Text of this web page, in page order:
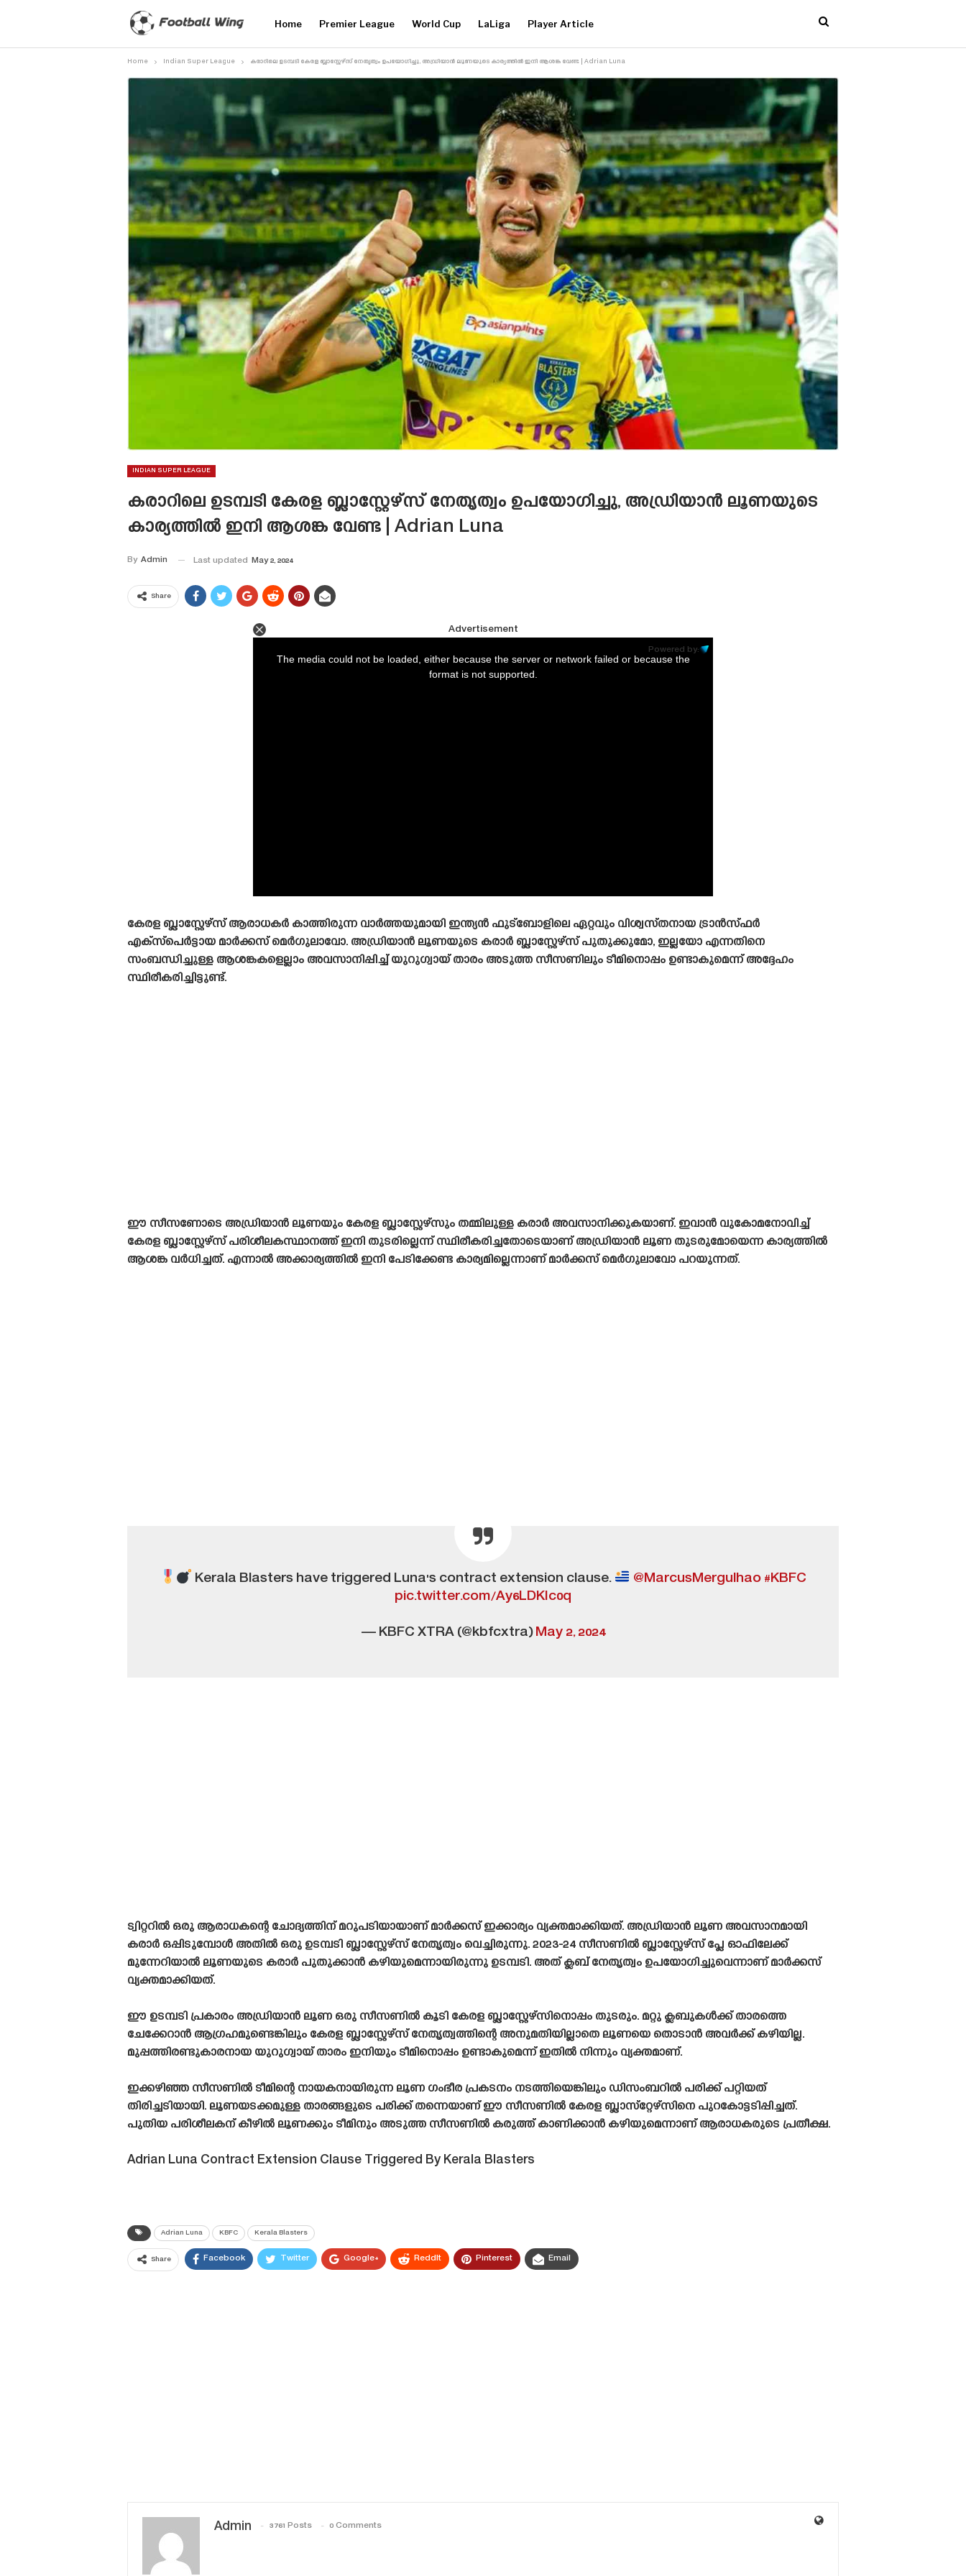
Home Premier League World Cup LaLiga Player Article
Home Indian Super League കരാറിലെ ഉടമ്പടി കേരള ബ്ലാസ്റ്റേഴ്‌സ് നേതൃത്വം ഉപയോഗിച്ചു, അഡ്രിയാൻ ലൂണയുടെ കാര്യത്തിൽ ഇനി ആശങ്ക വേണ്ട | Adrian Luna
INDIAN SUPER LEAGUE
കരാറിലെ ഉടമ്പടി കേരള ബ്ലാസ്റ്റേഴ്‌സ് നേതൃത്വം ഉപയോഗിച്ചു, അഡ്രിയാൻ ലൂണയുടെ
കാര്യത്തിൽ ഇനി ആശങ്ക വേണ്ട | Adrian Luna
By Admin Last updated May 2, 2024
Share
Advertisement
Powered by:
The media could not be loaded, either because the server or network failed or because the
format is not supported.
കേരള ബ്ലാസ്റ്റേഴ്‌സ് ആരാധകർ കാത്തിരുന്ന വാർത്തയുമായി ഇന്ത്യൻ ഫുട്ബോളിലെ ഏറ്റവും വിശ്വസ്‌തനായ ട്രാൻസ്‌ഫർ
എക്സ്പെർട്ടായ മാർക്കസ് മെർഗുലാവോ. അഡ്രിയാൻ ലൂണയുടെ കരാർ ബ്ലാസ്റ്റേഴ്‌സ് പുതുക്കുമോ, ഇല്ലയോ എന്നതിനെ
സംബന്ധിച്ചുള്ള ആശങ്കകളെല്ലാം അവസാനിപ്പിച്ച് യുറുഗ്വായ് താരം അടുത്ത സീസണിലും ടീമിനൊപ്പം ഉണ്ടാകുമെന്ന് അദ്ദേഹം
സ്ഥിരീകരിച്ചിട്ടുണ്ട്.
ഈ സീസണോടെ അഡ്രിയാൻ ലൂണയും കേരള ബ്ലാസ്റ്റേഴ്‌സും തമ്മിലുള്ള കരാർ അവസാനിക്കുകയാണ്. ഇവാൻ വുകോമനോവിച്ച്
കേരള ബ്ലാസ്റ്റേഴ്‌സ് പരിശീലകസ്ഥാനത്ത് ഇനി തുടരില്ലെന്ന് സ്ഥിരീകരിച്ചതോടെയാണ് അഡ്രിയാൻ ലൂണ തുടരുമോയെന്ന കാര്യത്തിൽ
ആശങ്ക വർധിച്ചത്. എന്നാൽ അക്കാര്യത്തിൽ ഇനി പേടിക്കേണ്ട കാര്യമില്ലെന്നാണ് മാർക്കസ് മെർഗുലാവോ പറയുന്നത്.
Kerala Blasters have triggered Luna's contract extension clause. @MarcusMergulhao #KBFC
pic.twitter.com/Ay6LDKIc0q
— KBFC XTRA (@kbfcxtra)May 2, 2024
ട്വിറ്ററിൽ ഒരു ആരാധകന്റെ ചോദ്യത്തിന് മറുപടിയായാണ് മാർക്കസ് ഇക്കാര്യം വ്യക്തമാക്കിയത്. അഡ്രിയാൻ ലൂണ അവസാനമായി
കരാർ ഒപ്പിടുമ്പോൾ അതിൽ ഒരു ഉടമ്പടി ബ്ലാസ്റ്റേഴ്‌സ് നേതൃത്വം വെച്ചിരുന്നു. 2023-24 സീസണിൽ ബ്ലാസ്റ്റേഴ്‌സ് പ്ലേ ഓഫിലേക്ക്
മുന്നേറിയാൽ ലൂണയുടെ കരാർ പുതുക്കാൻ കഴിയുമെന്നായിരുന്നു ഉടമ്പടി. അത് ക്ലബ് നേതൃത്വം ഉപയോഗിച്ചുവെന്നാണ് മാർക്കസ്
വ്യക്തമാക്കിയത്.
ഈ ഉടമ്പടി പ്രകാരം അഡ്രിയാൻ ലൂണ ഒരു സീസണിൽ കൂടി കേരള ബ്ലാസ്റ്റേഴ്‌സിനൊപ്പം തുടരും. മറ്റു ക്ലബുകൾക്ക് താരത്തെ
ചേക്കേറാൻ ആഗ്രഹമുണ്ടെങ്കിലും കേരള ബ്ലാസ്റ്റേഴ്‌സ് നേതൃത്വത്തിന്റെ അനുമതിയില്ലാതെ ലൂണയെ തൊടാൻ അവർക്ക് കഴിയില്ല.
മുപ്പത്തിരണ്ടുകാരനായ യുറുഗ്വായ് താരം ഇനിയും ടീമിനൊപ്പം ഉണ്ടാകുമെന്ന് ഇതിൽ നിന്നും വ്യക്തമാണ്.
ഇക്കഴിഞ്ഞ സീസണിൽ ടീമിന്റെ നായകനായിരുന്ന ലൂണ ഗംഭീര പ്രകടനം നടത്തിയെങ്കിലും ഡിസംബറിൽ പരിക്ക് പറ്റിയത്
തിരിച്ചടിയായി. ലൂണയടക്കമുള്ള താരങ്ങളുടെ പരിക്ക് തന്നെയാണ് ഈ സീസണിൽ കേരള ബ്ലാസ്‌റ്റേഴ്‌സിനെ പുറകോട്ടടിപ്പിച്ചത്.
പുതിയ പരിശീലകന് കീഴിൽ ലൂണക്കും ടീമിനും അടുത്ത സീസണിൽ കരുത്ത് കാണിക്കാൻ കഴിയുമെന്നാണ് ആരാധകരുടെ പ്രതീക്ഷ.
Adrian Luna Contract Extension Clause Triggered By Kerala Blasters
Adrian Luna KBFC Kerala Blasters
Share Facebook Twitter Google+ ReddIt Pinterest Email
Admin 3761 Posts 0 Comments